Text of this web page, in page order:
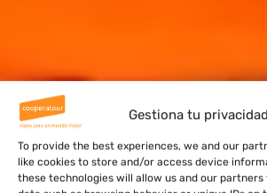
Gestiona tu privacidad
To provide the best experiences, we and our
like cookies to store and/or access device
these technologies will allow us and our partners